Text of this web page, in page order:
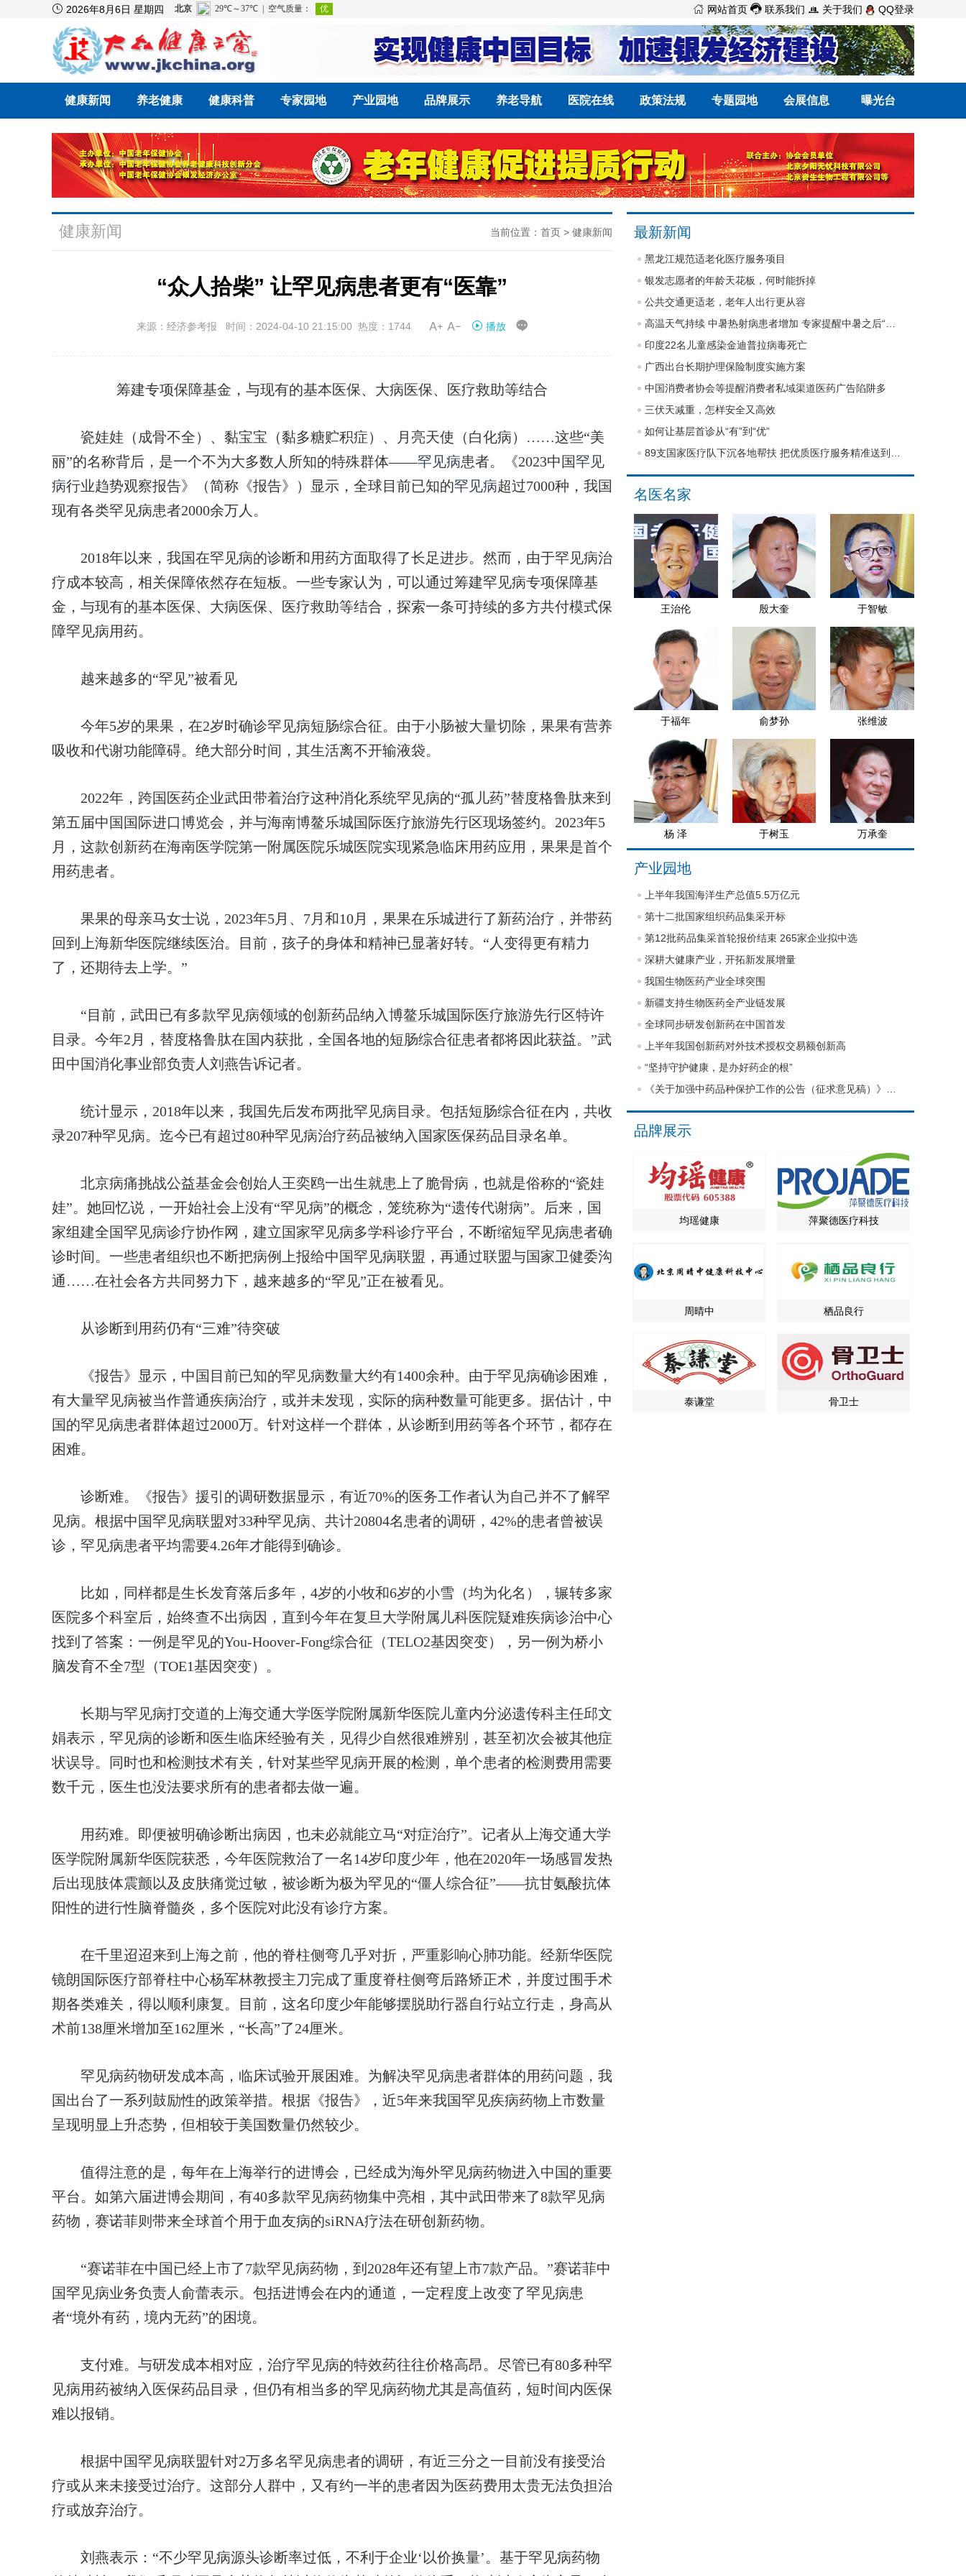
 2026年8月6日 星期四  网站首页  联系我们  关于我们 QQ登录
健康新闻 养老健康 健康科普 专家园地 产业园地 品牌展示 养老导航 医院在线 政策法规 专题园地 会展信息 曝光台
健康新闻 当前位置： 首页 > 健康新闻
“众人拾柴” 让罕见病患者更有“医靠”
来源：经济参考报 时间：2024-04-10 21:15:00 热度：1744  播放 
筹建专项保障基金，与现有的基本医保、大病医保、医疗救助等结合
瓷娃娃（成骨不全）、黏宝宝（黏多糖贮积症）、月亮天使（白化病）……这些“美
丽”的名称背后，是一个不为大多数人所知的特殊群体——罕见病患者。《2023中国罕见
病行业趋势观察报告》（简称《报告》）显示，全球目前已知的罕见病超过7000种，我国
现有各类罕见病患者2000余万人。
2018年以来，我国在罕见病的诊断和用药方面取得了长足进步。然而，由于罕见病治
疗成本较高，相关保障依然存在短板。一些专家认为，可以通过筹建罕见病专项保障基
金，与现有的基本医保、大病医保、医疗救助等结合，探索一条可持续的多方共付模式保
障罕见病用药。
越来越多的“罕见”被看见
今年5岁的果果，在2岁时确诊罕见病短肠综合征。由于小肠被大量切除，果果有营养
吸收和代谢功能障碍。绝大部分时间，其生活离不开输液袋。
2022年，跨国医药企业武田带着治疗这种消化系统罕见病的“孤儿药”替度格鲁肽来到
第五届中国国际进口博览会，并与海南博鳌乐城国际医疗旅游先行区现场签约。2023年5
月，这款创新药在海南医学院第一附属医院乐城医院实现紧急临床用药应用，果果是首个
用药患者。
果果的母亲马女士说，2023年5月、7月和10月，果果在乐城进行了新药治疗，并带药
回到上海新华医院继续医治。目前，孩子的身体和精神已显著好转。“人变得更有精力
了，还期待去上学。”
“目前，武田已有多款罕见病领域的创新药品纳入博鳌乐城国际医疗旅游先行区特许
目录。今年2月，替度格鲁肽在国内获批，全国各地的短肠综合征患者都将因此获益。”武
田中国消化事业部负责人刘燕告诉记者。
统计显示，2018年以来，我国先后发布两批罕见病目录。包括短肠综合征在内，共收
录207种罕见病。迄今已有超过80种罕见病治疗药品被纳入国家医保药品目录名单。
北京病痛挑战公益基金会创始人王奕鸥一出生就患上了脆骨病，也就是俗称的“瓷娃
娃”。她回忆说，一开始社会上没有“罕见病”的概念，笼统称为“遗传代谢病”。后来，国
家组建全国罕见病诊疗协作网，建立国家罕见病多学科诊疗平台，不断缩短罕见病患者确
诊时间。一些患者组织也不断把病例上报给中国罕见病联盟，再通过联盟与国家卫健委沟
通……在社会各方共同努力下，越来越多的“罕见”正在被看见。
从诊断到用药仍有“三难”待突破
《报告》显示，中国目前已知的罕见病数量大约有1400余种。由于罕见病确诊困难，
有大量罕见病被当作普通疾病治疗，或并未发现，实际的病种数量可能更多。据估计，中
国的罕见病患者群体超过2000万。针对这样一个群体，从诊断到用药等各个环节，都存在
困难。
诊断难。《报告》援引的调研数据显示，有近70%的医务工作者认为自己并不了解罕
见病。根据中国罕见病联盟对33种罕见病、共计20804名患者的调研，42%的患者曾被误
诊，罕见病患者平均需要4.26年才能得到确诊。
比如，同样都是生长发育落后多年，4岁的小牧和6岁的小雪（均为化名），辗转多家
医院多个科室后，始终查不出病因，直到今年在复旦大学附属儿科医院疑难疾病诊治中心
找到了答案：一例是罕见的You-Hoover-Fong综合征（TELO2基因突变），另一例为桥小
脑发育不全7型（TOE1基因突变）。
长期与罕见病打交道的上海交通大学医学院附属新华医院儿童内分泌遗传科主任邱文
娟表示，罕见病的诊断和医生临床经验有关，见得少自然很难辨别，甚至初次会被其他症
状误导。同时也和检测技术有关，针对某些罕见病开展的检测，单个患者的检测费用需要
数千元，医生也没法要求所有的患者都去做一遍。
用药难。即便被明确诊断出病因，也未必就能立马“对症治疗”。记者从上海交通大学
医学院附属新华医院获悉，今年医院救治了一名14岁印度少年，他在2020年一场感冒发热
后出现肢体震颤以及皮肤痛觉过敏，被诊断为极为罕见的“僵人综合征”——抗甘氨酸抗体
阳性的进行性脑脊髓炎，多个医院对此没有诊疗方案。
在千里迢迢来到上海之前，他的脊柱侧弯几乎对折，严重影响心肺功能。经新华医院
镜朗国际医疗部脊柱中心杨军林教授主刀完成了重度脊柱侧弯后路矫正术，并度过围手术
期各类难关，得以顺利康复。目前，这名印度少年能够摆脱助行器自行站立行走，身高从
术前138厘米增加至162厘米，“长高”了24厘米。
罕见病药物研发成本高，临床试验开展困难。为解决罕见病患者群体的用药问题，我
国出台了一系列鼓励性的政策举措。根据《报告》，近5年来我国罕见疾病药物上市数量
呈现明显上升态势，但相较于美国数量仍然较少。
值得注意的是，每年在上海举行的进博会，已经成为海外罕见病药物进入中国的重要
平台。如第六届进博会期间，有40多款罕见病药物集中亮相，其中武田带来了8款罕见病
药物，赛诺菲则带来全球首个用于血友病的siRNA疗法在研创新药物。
“赛诺菲在中国已经上市了7款罕见病药物，到2028年还有望上市7款产品。”赛诺菲中
国罕见病业务负责人俞蕾表示。包括进博会在内的通道，一定程度上改变了罕见病患
者“境外有药，境内无药”的困境。
支付难。与研发成本相对应，治疗罕见病的特效药往往价格高昂。尽管已有80多种罕
见病用药被纳入医保药品目录，但仍有相当多的罕见病药物尤其是高值药，短时间内医保
难以报销。
根据中国罕见病联盟针对2万多名罕见病患者的调研，有近三分之一目前没有接受治
疗或从来未接受过治疗。这部分人群中，又有约一半的患者因为医药费用太贵无法负担治
疗或放弃治疗。
刘燕表示：“不少罕见病源头诊断率过低，不利于企业‘以价换量’。基于罕见病药物
最新新闻
黑龙江规范适老化医疗服务项目
银发志愿者的年龄天花板，何时能拆掉
公共交通更适老，老年人出行更从容
印度22名儿童感染金迪普拉病毒死亡
广西出台长期护理保险制度实施方案
中国消费者协会等提醒消费者私域渠道医药广告陷阱多
三伏天减重，怎样安全又高效
如何让基层首诊从“有”到“优”
名医名家
王治伦 殷大奎 于智敏
于福年 俞梦孙 张维波
杨 泽 于树玉 万承奎
产业园地
上半年我国海洋生产总值5.5万亿元
第十二批国家组织药品集采开标
第12批药品集采首轮报价结束 265家企业拟中选
深耕大健康产业，开拓新发展增量
我国生物医药产业全球突围
新疆支持生物医药全产业链发展
全球同步研发创新药在中国首发
上半年我国创新药对外技术授权交易额创新高
“坚持守护健康，是办好药企的根”
品牌展示
均瑶健康 萍聚德医疗科技
周晴中 栖品良行
泰谦堂 骨卫士